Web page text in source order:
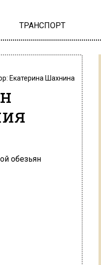
ТРАНСПОРТ
Екатерина Шахнина